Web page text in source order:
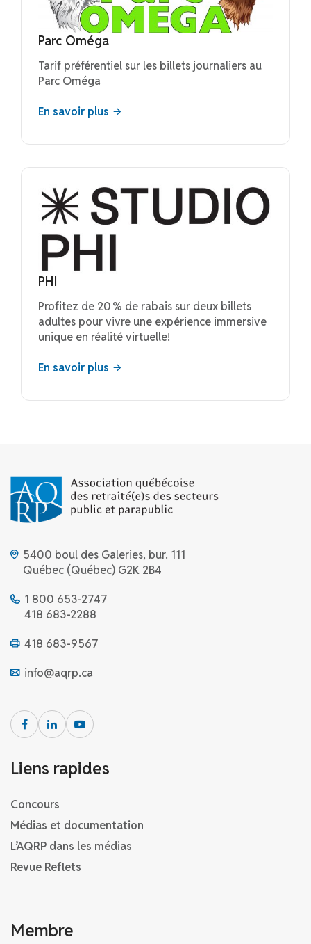
Parc Oméga
Tarif préférentiel sur les billets journaliers au
Parc Oméga
En savoir plus
PHI
Profitez de 20 % de rabais sur deux billets
adultes pour vivre une expérience immersive
unique en réalité virtuelle!
En savoir plus
5400 boul des Galeries, bur. 111
Québec (Québec) G2K 2B4
1 800 653-2747
418 683-2288
418 683-9567
info@aqrp.ca
Liens rapides
Concours
Médias et documentation
L’AQRP dans les médias
Revue Reflets
Membre